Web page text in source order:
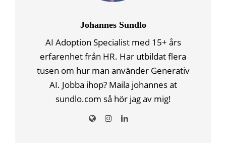
Johannes Sundlo
AI Adoption Specialist med 15+ års
erfarenhet från HR. Har utbildat flera
tusen om hur man använder Generativ
AI. Jobba ihop? Maila johannes at
sundlo.com så hör jag av mig!